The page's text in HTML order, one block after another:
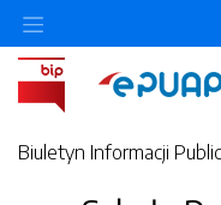
Biuletyn Informacji